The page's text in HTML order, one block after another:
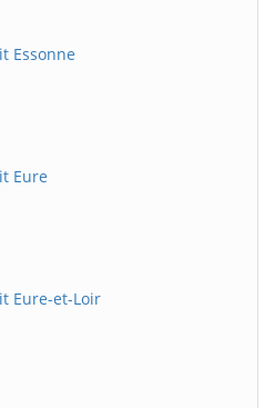
Essonne
Eure
Eure-et-Loir